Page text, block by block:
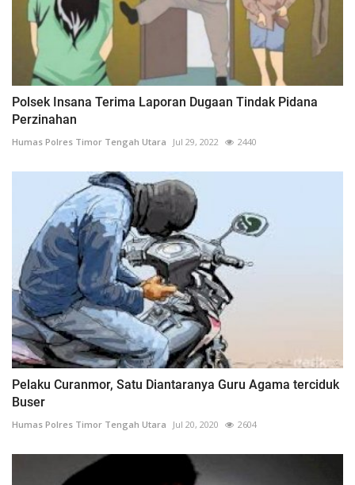
Polsek Insana Terima Laporan Dugaan Tindak Pidana
Perzinahan
Humas Polres Timor Tengah Utara Jul 29, 2022 2440
Pelaku Curanmor, Satu Diantaranya Guru Agama terciduk
Buser
Humas Polres Timor Tengah Utara Jul 20, 2020 2604